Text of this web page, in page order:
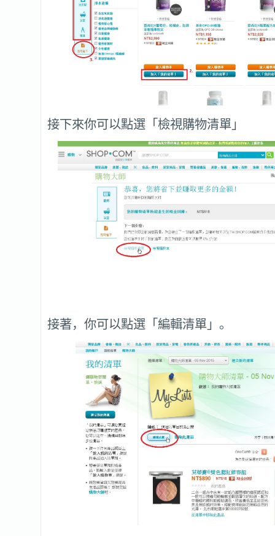
接下來你可以點選「檢視購物清單」
接著，你可以點選「編輯清單」。